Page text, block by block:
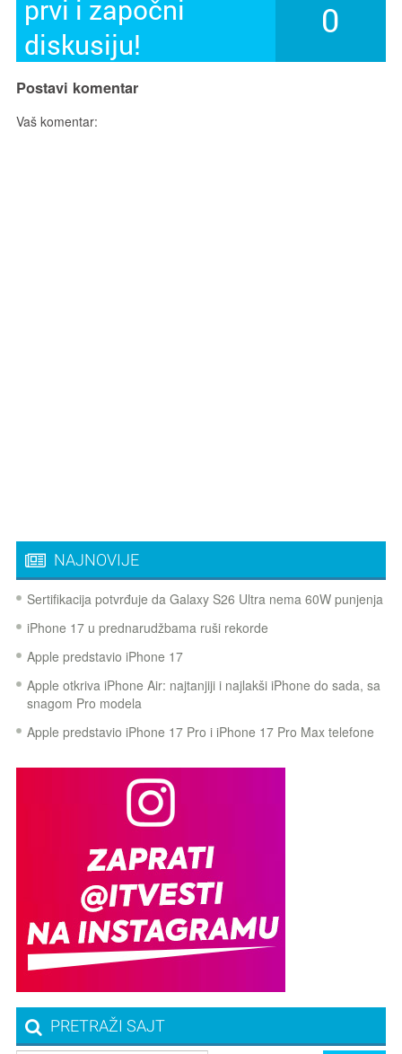
prvi i započni
diskusiju!
0
Postavi komentar
Vaš komentar:
NAJNOVIJE
Sertifikacija potvrđuje da Galaxy S26 Ultra nema 60W punjenja
iPhone 17 u prednarudžbama ruši rekorde
Apple predstavio iPhone 17
Apple otkriva iPhone Air: najtanjiji i najlakši iPhone do sada, sa
snagom Pro modela
Apple predstavio iPhone 17 Pro i iPhone 17 Pro Max telefone
PRETRAŽI SAJT